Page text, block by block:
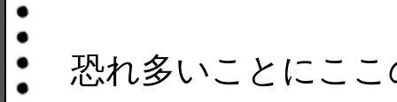
恐れ多いことにこ